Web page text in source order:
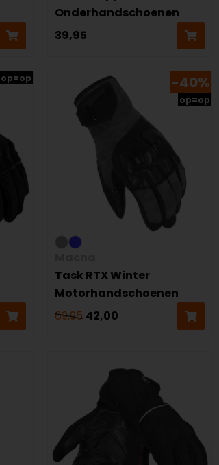
Onderhandschoenen
39,95
op=op -40%
op=op
Task RTX Winter
Motorhandschoenen
69,95 42,00